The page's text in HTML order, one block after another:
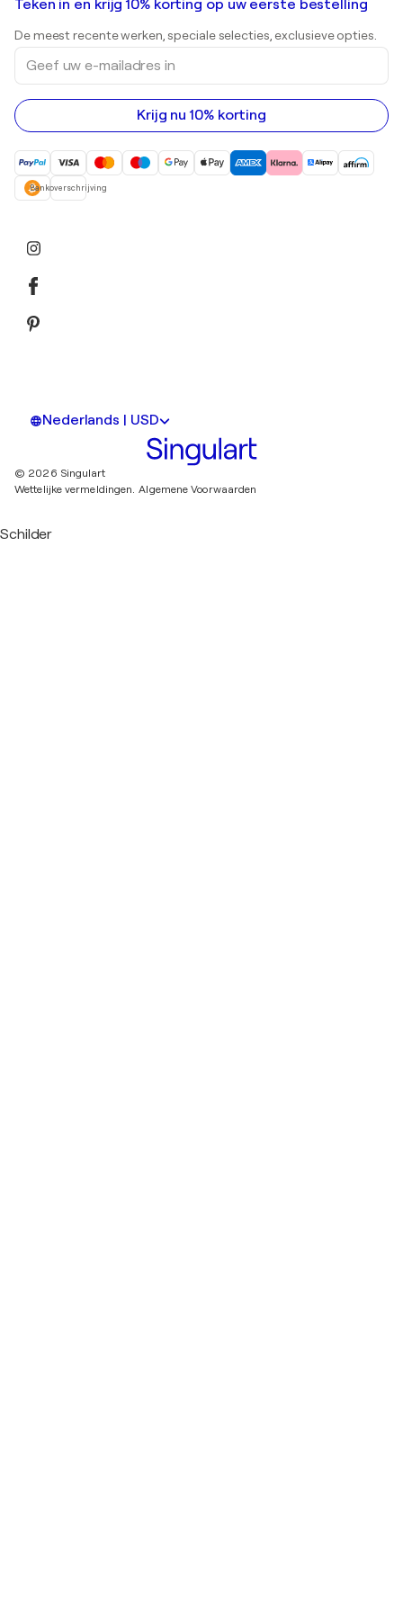
Shepard Fairey
Landschapsschilderijen
Beelden
Acrylverfschilderijen
Kunstgaleries in Nederland
Teken in en krijg 10% korting op uw eerste bestelling
De meest recente werken, speciale selecties, exclusieve opties.
Geef
uw
e-
mailadres
in
Krijg nu 10% korting
Bankoverschrijving
Nederlands | USD
© 2026 Singulart
Wettelijke vermeldingen. Algemene Voorwaarden
Schilder